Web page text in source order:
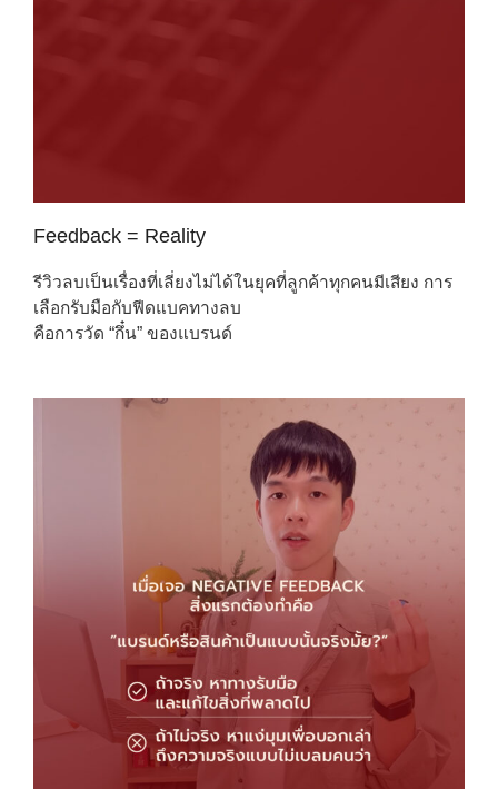
Feedback = Reality
รีวิวลบเป็นเรื่องที่เลี่ยงไม่ได้ในยุคที่ลูกค้าทุกคนมีเสียง การ
เลือกรับมือกับฟีดแบคทางลบ
คือการวัด “กึ๋น” ของแบรนด์